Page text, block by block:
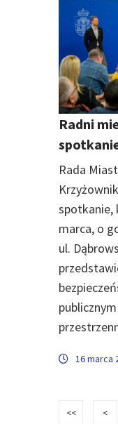
Radni
Rada
spotkanie,
marca, o
ul.
16 marca
<< <